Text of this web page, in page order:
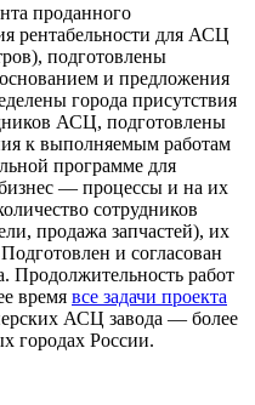
проданного
рентабельности для АСЦ
подготовлены
и предложения
города присутствия
АСЦ, подготовлены
к выполняемым работам
программе для
— процессы и на их
сотрудников
продажа запчастей), их
и согласован
Продолжительность работ
время все задачи проекта
АСЦ завода — более
городах России.